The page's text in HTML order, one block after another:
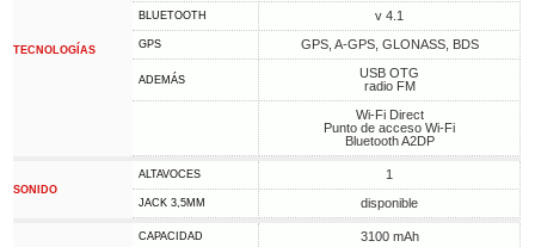
TECNOLOGÍAS
BLUETOOTH v 4.1
GPS GPS, A-GPS, GLONASS, BDS
ADEMÁS
USB OTG
radio FM
Wi-Fi Direct
Punto de acceso Wi-Fi
Bluetooth A2DP
SONIDO
ALTAVOCES 1
JACK 3,5MM disponible
CAPACIDAD 3100 mAh